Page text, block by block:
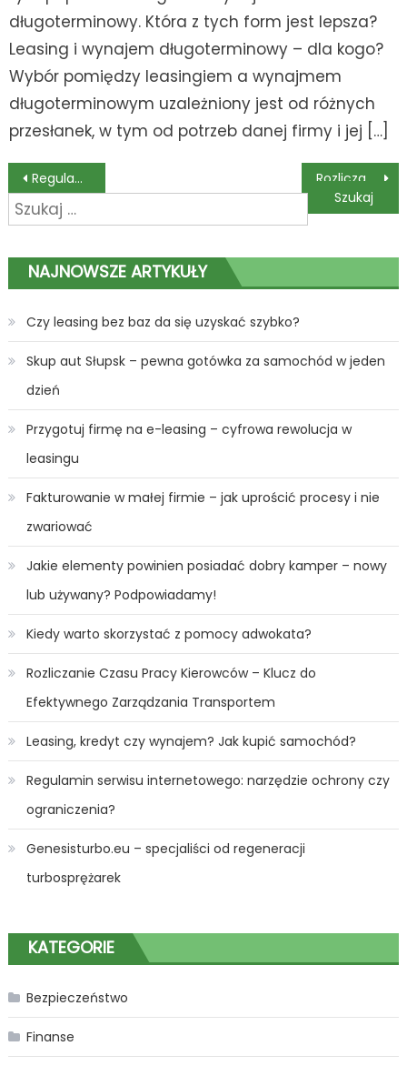
długoterminowy. Która z tych form jest lepsza?
Leasing i wynajem długoterminowy – dla kogo?
Wybór pomiędzy leasingiem a wynajmem
długoterminowym uzależniony jest od różnych
przesłanek, w tym od potrzeb danej firmy i jej […]
Nawigacja
wpisu
Regulamin serwisu internetowego: narzędzie ochrony czy ograniczenia?
Szukaj:
NAJNOWSZE ARTYKUŁY
Czy leasing bez baz da się uzyskać szybko?
Skup aut Słupsk – pewna gotówka za samochód w jeden
dzień
Przygotuj firmę na e-leasing – cyfrowa rewolucja w
leasingu
Fakturowanie w małej firmie – jak uprościć procesy i nie
zwariować
Jakie elementy powinien posiadać dobry kamper – nowy
lub używany? Podpowiadamy!
Kiedy warto skorzystać z pomocy adwokata?
Rozliczanie Czasu Pracy Kierowców – Klucz do
Efektywnego Zarządzania Transportem
Leasing, kredyt czy wynajem? Jak kupić samochód?
Regulamin serwisu internetowego: narzędzie ochrony czy
ograniczenia?
Genesisturbo.eu – specjaliści od regeneracji
turbosprężarek
KATEGORIE
Bezpieczeństwo
Finanse